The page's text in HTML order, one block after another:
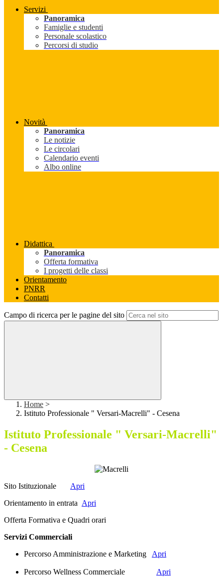
Servizi
Panoramica
Famiglie e studenti
Personale scolastico
Percorsi di studio
Novità
Panoramica
Le notizie
Le circolari
Calendario eventi
Albo online
Didattica
Panoramica
Offerta formativa
I progetti delle classi
Orientamento
PNRR
Contatti
Campo di ricerca per le pagine del sito
Home >
Istituto Professionale " Versari-Macrelli" - Cesena
Istituto Professionale " Versari-Macrelli"
- Cesena
Sito Istituzionale Apri
Orientamento in entrata Apri
Offerta Formativa e Quadri orari
Servizi Commerciali
Percorso Amministrazione e Marketing Apri
Percorso Wellness Commerciale Apri